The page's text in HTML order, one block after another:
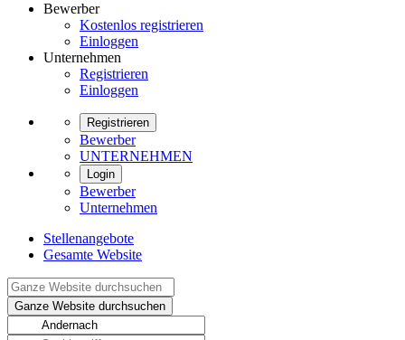
Bewerber
Kostenlos registrieren
Einloggen
Unternehmen
Registrieren
Einloggen
Registrieren
Bewerber
UNTERNEHMEN
Login
Bewerber
Unternehmen
Stellenangebote
Gesamte Website